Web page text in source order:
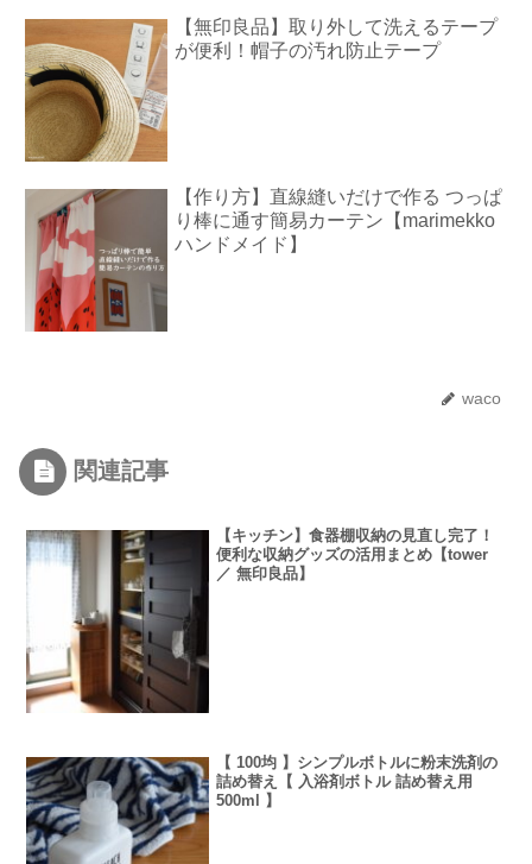
【無印良品】取り外して洗えるテープ
が便利！帽子の汚れ防止テープ
【作り方】直線縫いだけで作る つっぱ
り棒に通す簡易カーテン【marimekko
ハンドメイド】
waco
関連記事
【キッチン】食器棚収納の見直し完了！
便利な収納グッズの活用まとめ【tower
／ 無印良品】
【 100均 】シンプルボトルに粉末洗剤の
詰め替え【 入浴剤ボトル 詰め替え用
500ml 】